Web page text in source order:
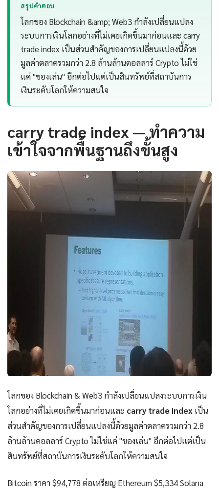
สรุปคำตอบ
โลกของ Blockchain &amp; Web3 กำลังเปลี่ยนแปลง
ระบบการเงินโลกอย่างที่ไม่เคยเกิดขึ้นมาก่อนและ carry
trade index เป็นส่วนสำคัญของการเปลี่ยนแปลงนี้ด้วย
มูลค่าตลาดรวมกว่า 2.8 ล้านล้านดอลลาร์ Crypto ไม่ใช่
แค่ "ของเล่น" อีกต่อไปแต่เป็นสินทรัพย์ที่สถาบันการ
เงินระดับโลกให้ความสนใจ
carry trade index — ทำความ
เข้าใจจากพื้นฐานถึงขั้นสูง
โลกของ Blockchain & Web3 กำลังเปลี่ยนแปลงระบบการเงิน
โลกอย่างที่ไม่เคยเกิดขึ้นมาก่อนและ carry trade index เป็น
ส่วนสำคัญของการเปลี่ยนแปลงนี้ด้วยมูลค่าตลาดรวมกว่า 2.8
ล้านล้านดอลลาร์ Crypto ไม่ใช่แค่ "ของเล่น" อีกต่อไปแต่เป็น
สินทรัพย์ที่สถาบันการเงินระดับโลกให้ความสนใจ
Bitcoin ราคา $94,778 ต่อเหรียญ Ethereum $5,334 Solana